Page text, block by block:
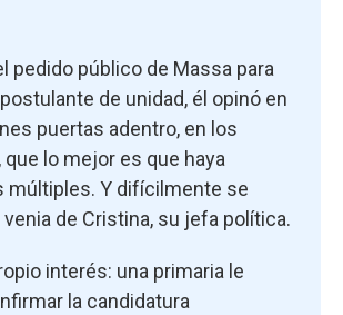
pedido público de Massa para
de unidad, él opinó en
puertas adentro, en los
lo mejor es que haya
múltiples. Y difícilmente se
de Cristina, su jefa política.
interés: una primaria le
la candidatura